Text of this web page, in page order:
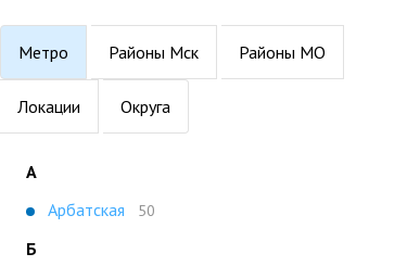
Метро Районы Мск Районы МО
Локации Округа
А
Арбатская
50
Б